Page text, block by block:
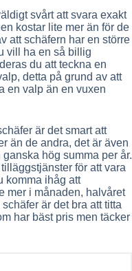
svårt att svara exakt
kostar lite mer än för de
att schäfern har en större
vill ha en så billig
du att teckna en
detta på grund av att
en valp än en vuxen
är det smart att
än de andra, det är även
hög summa per år.
för att vara
komma ihåg att
mer i månaden, halvåret
är det bra att titta
har bäst pris men täcker